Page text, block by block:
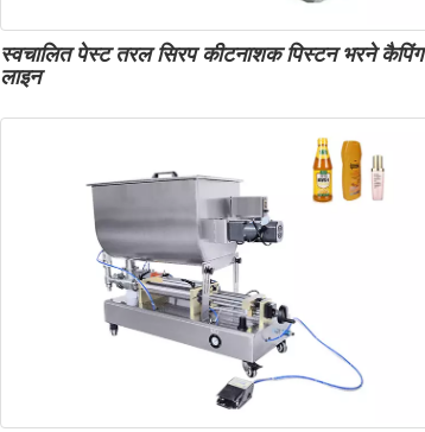
स्वचालित पेस्ट तरल सिरप कीटनाशक पिस्टन भरने कैपिंग
लाइन